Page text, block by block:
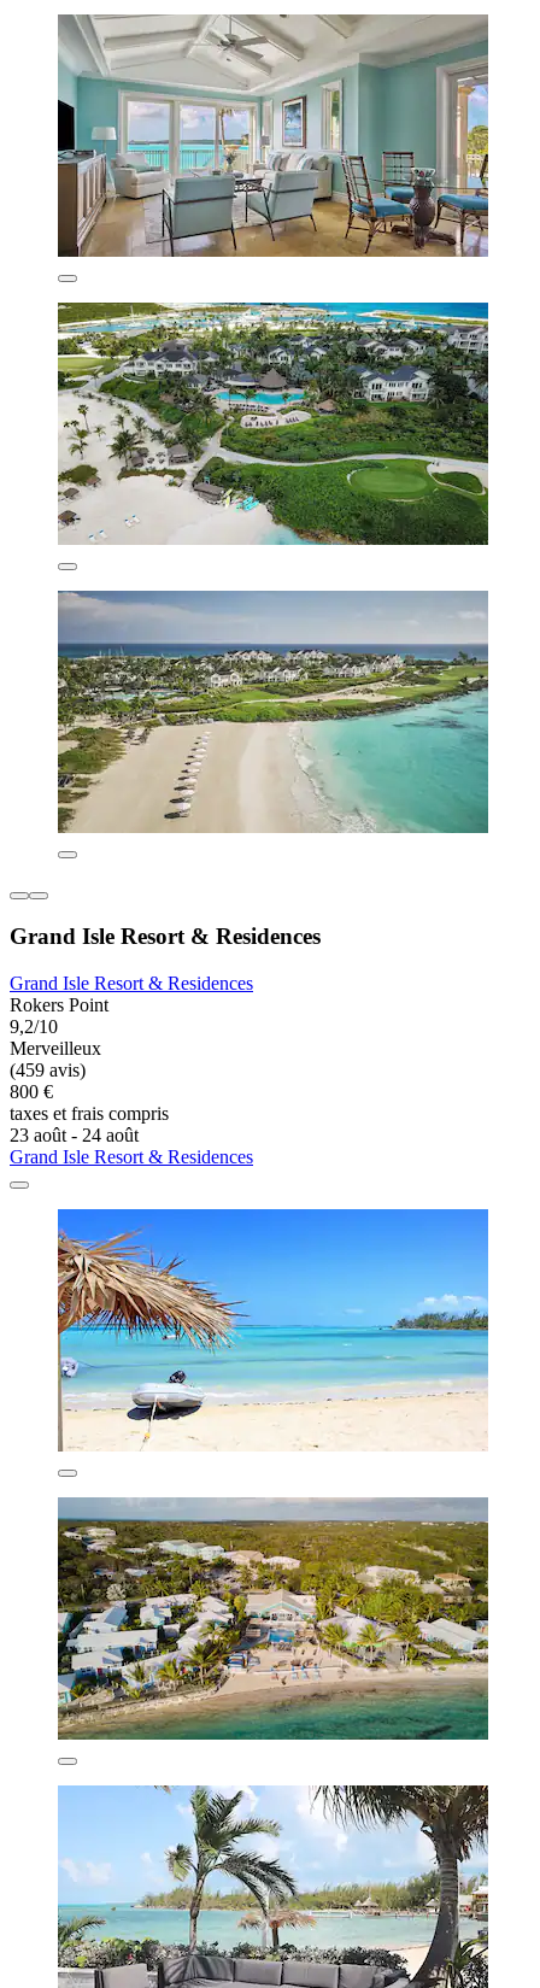
Grand Isle Resort & Residences
Grand Isle Resort & Residences
Rokers Point
9,2/10
Merveilleux
(459 avis)
800 €
taxes et frais compris
23 août - 24 août
Grand Isle Resort & Residences